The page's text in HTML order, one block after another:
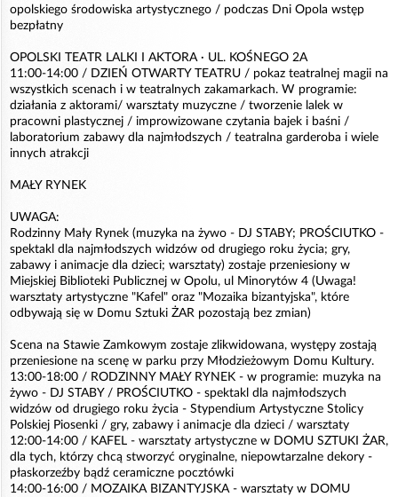
opolskiego środowiska artystycznego / podczas Dni Opola wstęp
bezpłatny
OPOLSKI TEATR LALKI I AKTORA · UL. KOŚNEGO 2A
11:00-14:00 / DZIEŃ OTWARTY TEATRU / pokaz teatralnej magii na
wszystkich scenach i w teatralnych zakamarkach. W programie:
działania z aktorami/ warsztaty muzyczne / tworzenie lalek w
pracowni plastycznej / improwizowane czytania bajek i baśni /
laboratorium zabawy dla najmłodszych / teatralna garderoba i wiele
innych atrakcji
MAŁY RYNEK
UWAGA:
Rodzinny Mały Rynek (muzyka na żywo - DJ STABY; PROŚCIUTKO -
spektakl dla najmłodszych widzów od drugiego roku życia; gry,
zabawy i animacje dla dzieci; warsztaty) zostaje przeniesiony w
Miejskiej Biblioteki Publicznej w Opolu, ul Minorytów 4 (Uwaga!
warsztaty artystyczne "Kafel" oraz "Mozaika bizantyjska", które
odbywają się w Domu Sztuki ŻAR pozostają bez zmian)
Scena na Stawie Zamkowym zostaje zlikwidowana, występy zostają
przeniesione na scenę w parku przy Młodzieżowym Domu Kultury.
13:00-18:00 / RODZINNY MAŁY RYNEK - w programie: muzyka na
żywo - DJ STABY / PROŚCIUTKO - spektakl dla najmłodszych
widzów od drugiego roku życia - Stypendium Artystyczne Stolicy
Polskiej Piosenki / gry, zabawy i animacje dla dzieci / warsztaty
12:00-14:00 / KAFEL - warsztaty artystyczne w DOMU SZTUKI ŻAR,
dla tych, którzy chcą stworzyć oryginalne, niepowtarzalne dekory -
płaskorzeźby bądź ceramiczne pocztówki
14:00-16:00 / MOZAIKA BIZANTYJSKA - warsztaty w DOMU